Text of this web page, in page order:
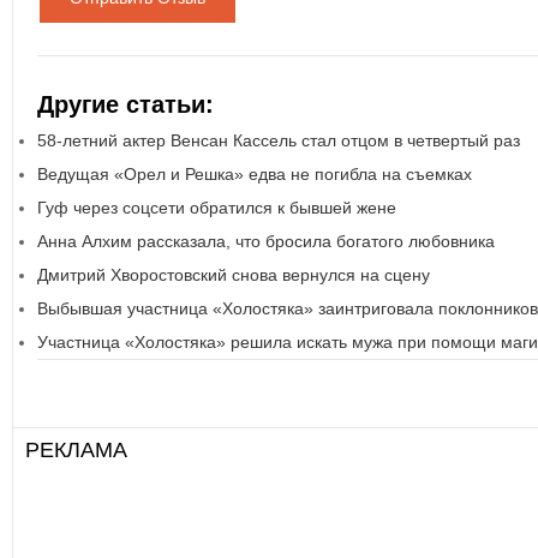
Другие статьи:
58-летний актер Венсан Кассель стал отцом в четвертый раз
Ведущая «Орел и Решка» едва не погибла на съемках
Гуф через соцсети обратился к бывшей жене
Анна Алхим рассказала, что бросила богатого любовника
Дмитрий Хворостовский снова вернулся на сцену
Выбывшая участница «Холостяка» заинтриговала
Участница «Холостяка» решила искать мужа при помощи
РЕКЛАМА